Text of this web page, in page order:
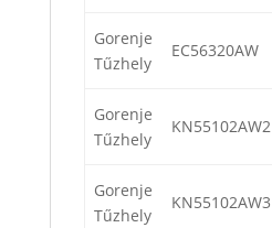
Gorenje
Tűzhely
EC56320AW
Gorenje
Tűzhely
KN55102AW2
Gorenje
Tűzhely
KN55102AW3